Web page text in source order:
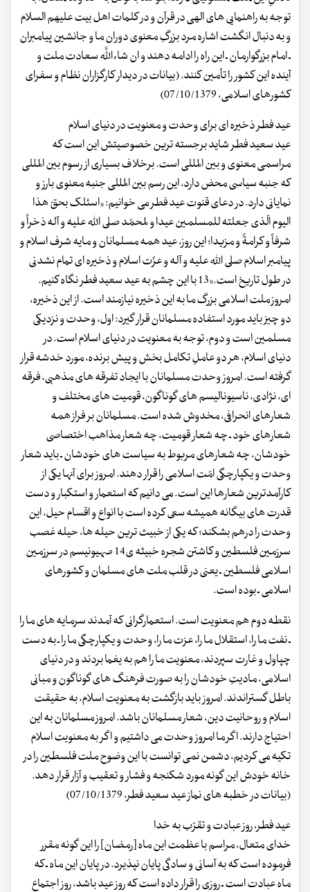
توجه به راهنمایی های الهی در قرآن و در کلمات اهل بیت علیهم السلام
و به دنبال انگشت اشاره مرد بزرگِ معنوی دوران ما و جانشین پیامبران
ـ امام بزرگوارمان ـ این راه را ادامه دهند و ان شاءاللَّه سعادت ملت و
آینده این کشور را تأمین کنند. (بیانات در دیدار کارگزاران نظام و سفرای
کشورهای اسلامی، 07/10/1379)
عید فطر ذخیره ای برای وحدت و معنویت در دنیای اسلام
عید سعید فطر شاید برجسته ترین خصوصیتش این است که
مراسمی معنوی و بین المللی است. برخلاف بسیاری از رسوم بین المللی
که جنبه سیاسی محض دارد، این رسم بین المللی جنبه معنوی بارز و
نمایانی دارد. در دعای قنوت عید فطر می خوانیم: «اسئلک بحقّ هذا
الیوم الّذی جعلته للمسلمین عیدا و لمحمّد صلی الله علیه و آله ذخراً و
شرفاً و کرامةً و مزیدا؛ این روز، عید همه مسلمانان و مایه شرف اسلام و
پیامبر اسلام صلی الله علیه و آله و عزّت اسلام و ذخیره ای تمام نشدنی
در طول تاریخ است.»13 با این چشم به عید سعید فطر نگاه کنیم.
امروز ملت اسلامی بزرگ ما به این ذخیره نیازمند است. از این ذخیره،
دو چیز باید مورد استفاده مسلمانان قرار گیرد: اول، وحدت و نزدیکی
مسلمین است و دوم، توجه به معنویت در دنیای اسلام است. در
دنیای اسلام، هر دو عاملِ تکامل بخش و پیش برنده، مورد خدشه قرار
گرفته است. امروز وحدت مسلمانان با ایجاد تفرقه های مذهبی، فرقه
ای، نژادی، ناسیونالیسم های گوناگون، قومیت های مختلف و
شعارهای انحرافی، مخدوش شده است. مسلمانان بر فراز همه
شعارهای خود ـ چه شعار قومیت، چه شعار مذاهب اختصاصی
خودشان، چه شعارهای مربوط به سیاست های خودشان ـ باید شعار
وحدت و یکپارچگی امّت اسلامی را قرار دهند. امروز برای آنها یکی از
کارآمدترین شعارها این است. می دانیم که استعمار و استکبار و دست
قدرت های بیگانه همیشه سعی کرده است با انواع و اقسام حیل، این
وحدت را درهم بشکند؛ که یکی از خبیث ترین حیله ها، حیله غصب
سرزمین فلسطین و کاشتن شجره خبیثه ی14 صهیونیسم در سرزمین
اسلامی فلسطین ـ یعنی در قلب ملت های مسلمان و کشورهای
اسلامی ـ بوده است.
نقطه دوم هم معنویت است. استعمارگرانی که آمدند سرمایه های ما را
ـ نفت ما را، استقلال ما را، عزت ما را، وحدت و یکپارچگی ما را ـ به دست
چپاول و غارت سپردند، معنویت ما را هم به یغما بردند و در دنیای
اسلامی، مادیتِ خودشان را به صورت فرهنگ های گوناگون و مبانی
باطل گستراندند. امروز باید بازگشت به معنویت اسلام، به حقیقت
اسلام و روحانیت دین، شعار مسلمانان باشد. امروز مسلمانان به این
احتیاج دارند. اگر ما امروز وحدت می داشتیم و اگر به معنویت اسلام
تکیه می کردیم، دشمن نمی توانست با این وضوح ملت فلسطین را در
خانه خودش این گونه مورد شکنجه و فشار و تعقیب و آزار قرار دهد.
(بیانات در خطبه های نماز عید سعید فطر، 07/10/1379)
عید فطر، روز عبادت و تقرّب به خدا
خدای متعال، مراسم با عظمت این ماه [رمضان] را این گونه مقرر
فرموده است که به آسانی و سادگی پایان نپذیرد. در پایان این ماه ـ که
ماه عبادت است ـ روزی را قرار داده است که روز عید باشد، روز اجتماع